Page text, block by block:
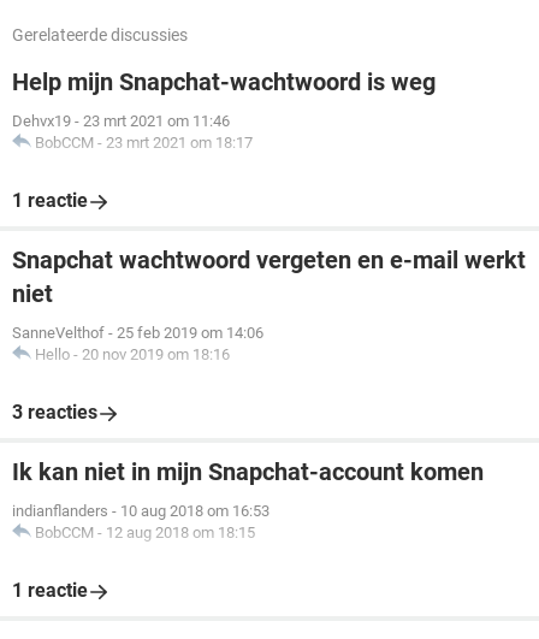
Gerelateerde discussies
Help mijn Snapchat-wachtwoord is weg
Dehvx19 - 23 mrt 2021 om 11:46
BobCCM - 23 mrt 2021 om 18:17
1 reactie
Snapchat wachtwoord vergeten en e-mail werkt
niet
SanneVelthof - 25 feb 2019 om 14:06
Hello - 20 nov 2019 om 18:16
3 reacties
Ik kan niet in mijn Snapchat-account komen
indianflanders - 10 aug 2018 om 16:53
BobCCM - 12 aug 2018 om 18:15
1 reactie